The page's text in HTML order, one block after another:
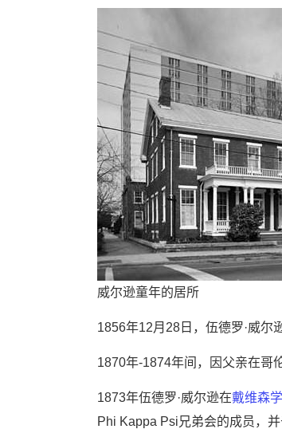
威尔逊童年的居所
1856年12月28日，伍德罗·威尔
1870年-1874年间，因父亲在哥
1873年伍德罗·威尔逊在戴维森
Phi Kappa Psi兄弟会的成员，